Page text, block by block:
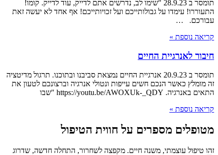
תומסר ב 28.9.23 "שימו לב, נדרשים אתם לדייק, עוד לדייק. קומו!
התעוררו! עימדו על גבולותייכם ועל זכויותייכם! אף אחד לא יעשה זאת
עבורכם. …
קריאה נוספת »
חיבור לאנרגיית החיים
תומסר ב 20.9.23 אנרגיית החיים נמצאת סביבנו ובתוכנו. תרגול מדיטציה
זה מומלץ כאשר הנכם חשים עייפות ונטולי אנרגיה וברצונכם לטעון את
התאים באנרגיה. https://youtu.be/AWOXUk-_QDY "שבו
קריאה נוספת »
מטופלים מספרים על חווית הטיפול
זהו טיפול עוצמתי, משנה חיים. מקפצה לשחרור, התחלה חדשה, שדרוג